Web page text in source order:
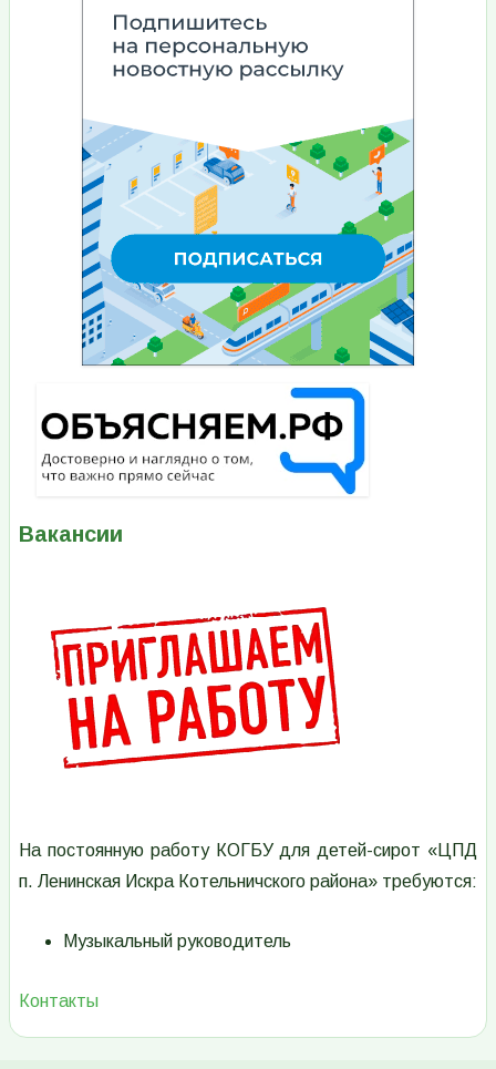
Вакансии
На постоянную работу КОГБУ для детей-сирот «ЦПД
п. Ленинская Искра Котельничского района» требуются:
Музыкальный руководитель
Контакты